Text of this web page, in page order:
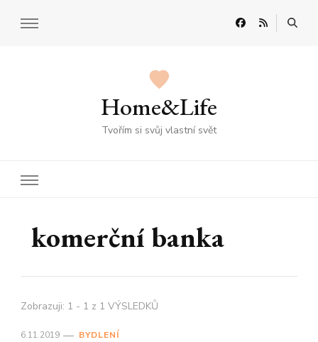
Home&Life
Tvořím si svůj vlastní svět
komerční banka
Zobrazuji: 1 - 1 z 1 VÝSLEDKŮ
6.11.2019 BYDLENÍ